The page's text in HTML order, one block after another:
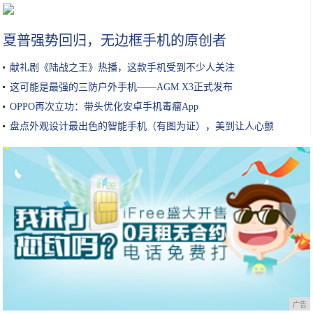
夏普强势回归，无边框手机的原创者
献礼剧《陆战之王》热播，这款手机受到不少人关注
这可能是最强的三防户外手机——AGM X3正式发布
OPPO再次立功：带头优化安卓手机毒瘤App
盘点外观设计最出色的智能手机（有图为证），美到让人心颤
广告